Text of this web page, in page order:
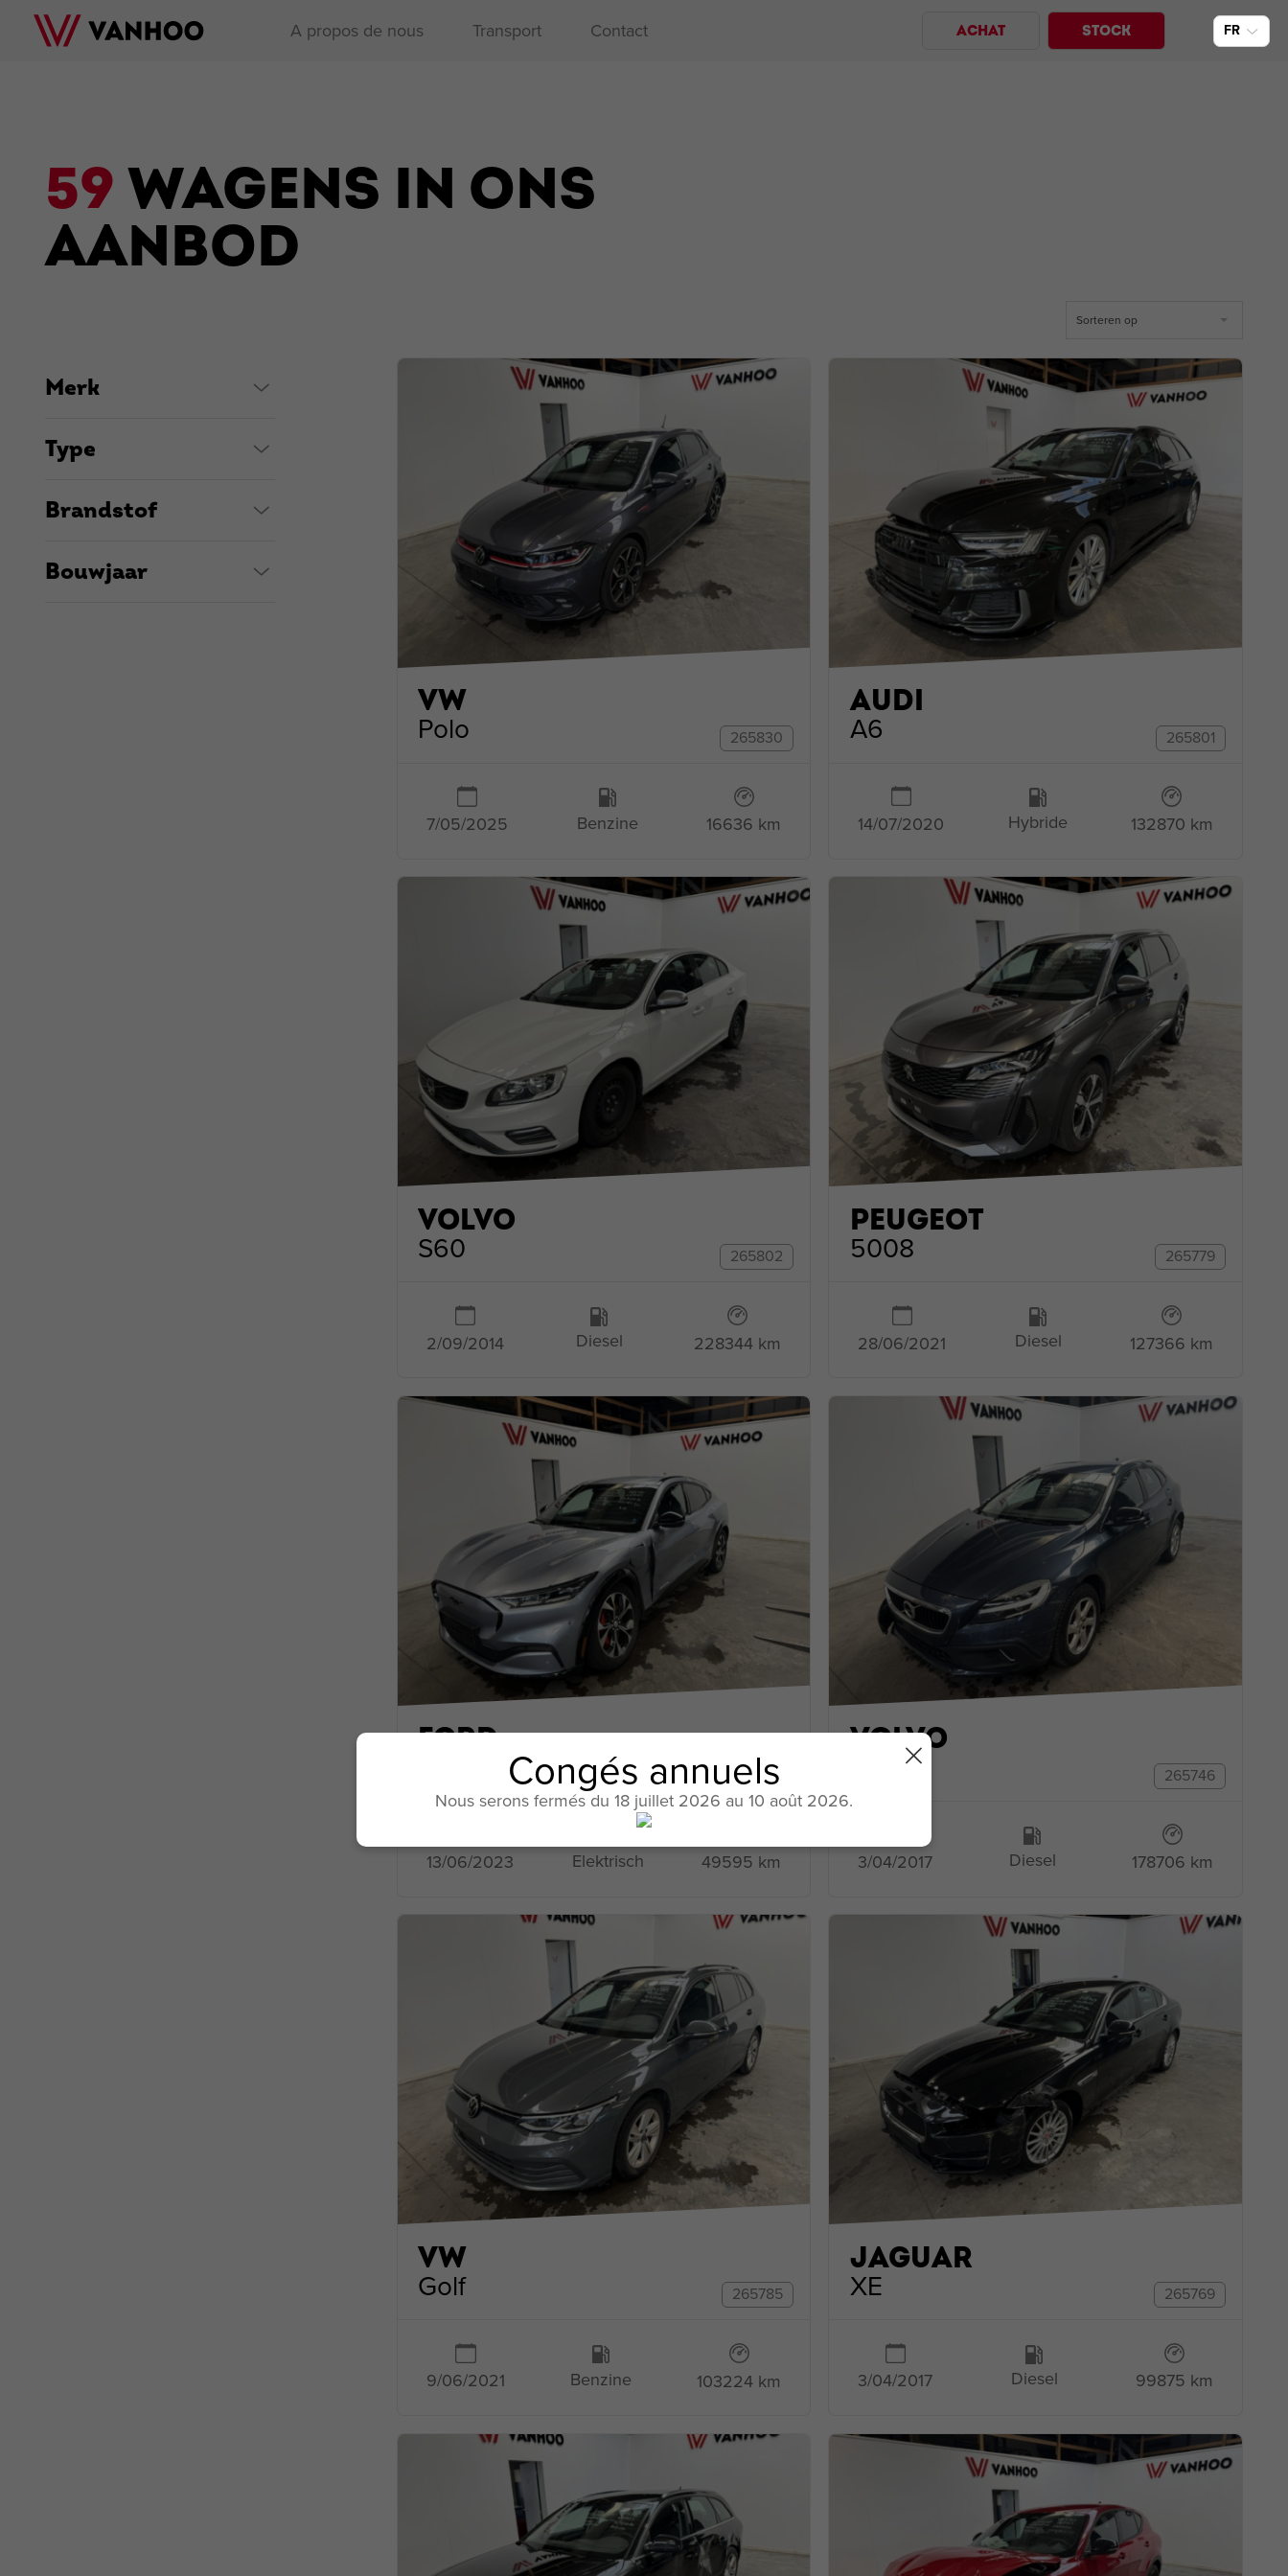
A propos de nous Transport Contact ACHAT STOCK FR
59 WAGENS IN ONS
AANBOD
Sorteren op
Merk
Type
Brandstof
Bouwjaar
VW
Polo 265830
7/05/2025 Benzine 16636 km
AUDI
A6 265801
14/07/2020 Hybride 132870 km
VOLVO
S60 265802
2/09/2014 Diesel 228344 km
PEUGEOT
5008 265779
28/06/2021 Diesel 127366 km
FORD
Mustang Mach-E 265780
13/06/2023 Elektrisch 49595 km
VOLVO
265746
3/04/2017 Diesel 178706 km
VW
Golf 265785
9/06/2021 Benzine 103224 km
JAGUAR
XE 265769
3/04/2017 Diesel 99875 km
Congés annuels
Nous serons fermés du 18 juillet 2026 au 10 août 2026.